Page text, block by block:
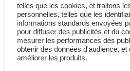
Description
Création disponible uniquement
telles que les cookies, et traitons
personnelles, telles que les
informations standards envoyées
pour diffuser des publicités et du
mesurer les performances des
obtenir des données d'audience, et
améliorer les produits.